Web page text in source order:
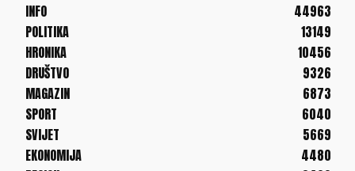
INFO
44963
POLITIKA
13149
HRONIKA
10456
DRUŠTVO
9326
MAGAZIN
6873
SPORT
6040
SVIJET
5669
EKONOMIJA
4480